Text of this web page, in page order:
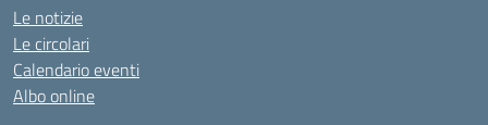
Le notizie
Le circolari
Calendario eventi
Albo online